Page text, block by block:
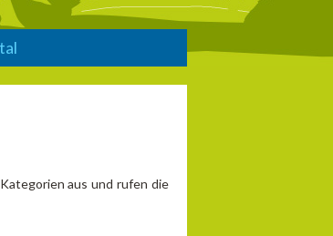
aus und rufen die